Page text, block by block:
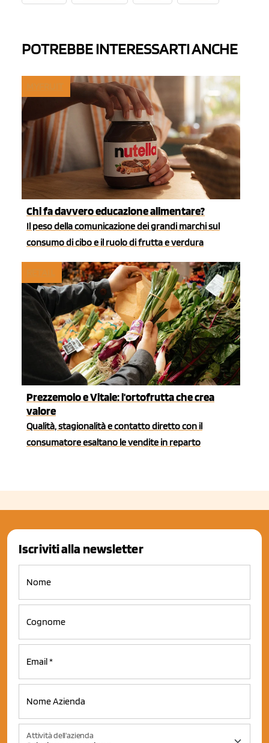
POTREBBE INTERESSARTI ANCHE
Chi fa davvero educazione alimentare?
Il peso della comunicazione dei grandi marchi sul
consumo di cibo e il ruolo di frutta e verdura
Prezzemolo e Vitale: l'ortofrutta che crea
valore
Qualità, stagionalità e contatto diretto con il
consumatore esaltano le vendite in reparto
Iscriviti alla newsletter
Attività dell'azienda